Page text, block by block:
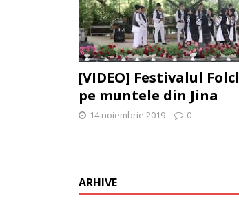
[VIDEO] Festivalul
pe muntele din Jina
14 noiembrie 2019 0
ARHIVE